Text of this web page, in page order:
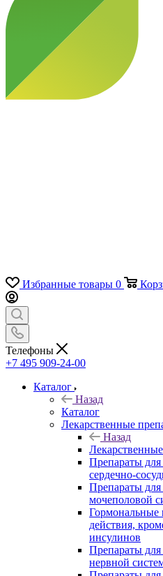
Избранные товары 0
Телефоны
+7 495 909-24-00
Каталог
Назад
Каталог
Лекарственные
Назад
Препараты для
сердечно-
Препараты для
мочеполовой
Гормональные
действия,
инсулинов
Препараты для
нервной